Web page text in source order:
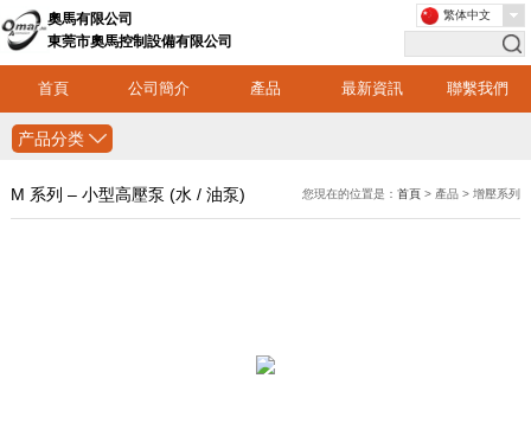
奧馬有限公司
東莞市奧馬控制設備有限公司
首頁 公司簡介 產品 最新資訊 聯繫我們
繁体中文
产品分类
M 系列 – 小型高壓泵 (水 / 油泵) 您現在的位置是：首頁 > 產品 > 增壓系列